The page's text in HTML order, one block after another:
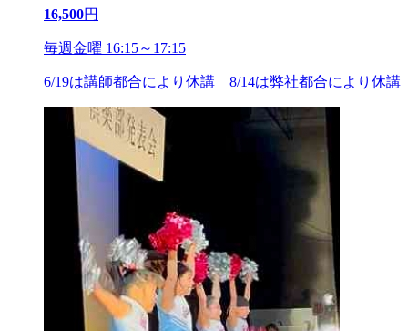
16,500円
毎週金曜 16:15～17:15
6/19は講師都合により休講 8/14は弊社都合により休講